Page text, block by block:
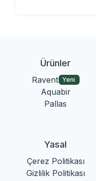
Ürünler
Ravent Yeni
Aquabir
Pallas
Yasal
Çerez Politikası
Gizlilik Politikası